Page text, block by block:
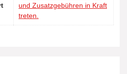
und Zusatzgebühren in Kraft
treten.